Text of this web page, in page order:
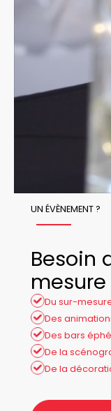
UN ÉVÈNEMENT ?
Besoin
mesure
Du sur-
Des
Des bars
De la
De la